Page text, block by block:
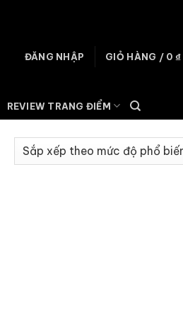
ĐĂNG NHẬP GIỎ HÀNG / 0 ₫
REVIEW TRANG ĐIỂM